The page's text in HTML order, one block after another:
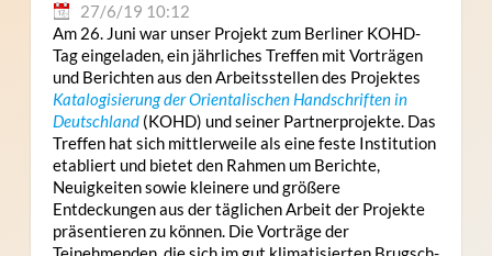
27/6/19 10:12
Am 26. Juni war unser Projekt zum Berliner KOHD-
Tag eingeladen, ein jährliches Treffen mit Vorträgen
und Berichten aus den Arbeitsstellen des Projektes
Katalogisierung der Orientalischen Handschriften in
Deutschland(KOHD) und seiner Partnerprojekte. Das
Treffen hat sich mittlerweile als eine feste Institution
etabliert und bietet den Rahmen um Berichte,
Neuigkeiten sowie kleinere und größere
Entdeckungen aus der täglichen Arbeit der Projekte
präsentieren zu können. Die Vorträge der